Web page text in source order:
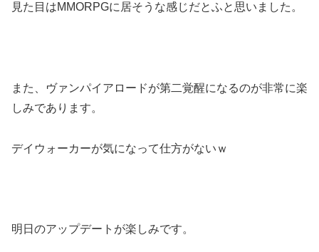
見た目はMMORPGに居そうな感じだとふと思いました。
また、ヴァンパイアロードが第二覚醒になるのが非常に楽
しみであります。
デイウォーカーが気になって仕方がないｗ
明日のアップデートが楽しみです。